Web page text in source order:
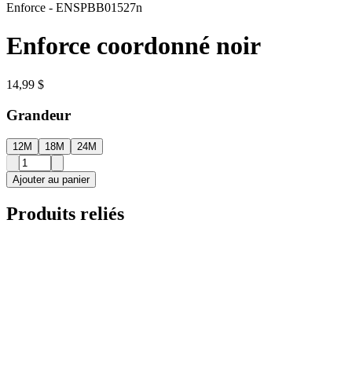
Enforce - ENSPBB01527n
Enforce coordonné noir
14,99 $
Grandeur
12M 18M 24M
Ajouter au panier
Produits reliés